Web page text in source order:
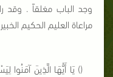
وجد الباب مغلقاً . وقد
مراعاة العليم الحكيم
() يَا أَيُّهَا الَّذِينَ آمَنُوا